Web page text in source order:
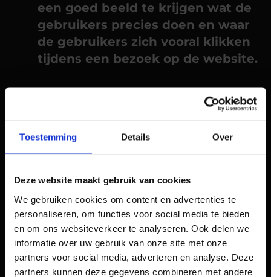
Toestemming Details Over
Deze website maakt gebruik van cookies
We gebruiken cookies om content en advertenties te
personaliseren, om functies voor social media te bieden
en om ons websiteverkeer te analyseren. Ook delen we
informatie over uw gebruik van onze site met onze
partners voor social media, adverteren en analyse. Deze
partners kunnen deze gegevens combineren met andere
een goed beeld te krijgen wat de
gebruikers precies doen en waar
de gebruikers zich vooral klikken
tijdens een bezoek op de website.
gebruikersfeedback en gedragsanalyse. Deze
tool is sinds 1 April 2015 op de markt. De tool is
mogelijkheden. Daarmee is deze methode
een goede bron voor informatie over
gebruikersfeedback en gedragsanalyse. Ook
de aanschaffing van Hotjar maakt het erg
interessant. Daarmee kan Hotjar zich
concurreren aan de koplopers zoals Usabilla
en W&I.